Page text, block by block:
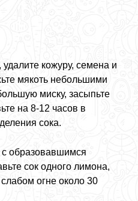
кожуру, семена и
мякоть небольшими
миску, засыпьте
на 8-12 часов в
сока.
образовавшимся
сок одного лимона,
огне около 30